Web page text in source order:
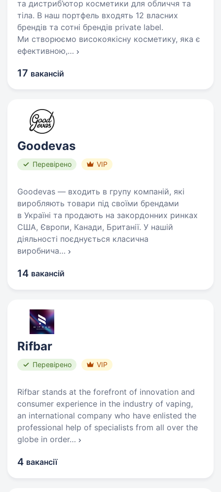
та дистриб’ютор косметики для обличчя та
тіла. В наш портфель входять 12 власних
брендів та сотні брендів private label.
Ми створюємо високоякісну косметику, яка є
ефективною,…
17 вакансій
Goodevas
Перевірено VIP
Goodevas — входить в групу компаній, які
виробляють товари під своїми брендами
в Україні та продають на закордонних ринках
США, Європи, Канади, Британії. У нашій
діяльності поєднується класична
виробнича…
14 вакансій
Rifbar
Перевірено VIP
Rifbar stands at the forefront of innovation and
consumer experience in the industry of vaping,
an international company who have enlisted the
professional help of specialists from all over the
globe in order…
4 вакансії